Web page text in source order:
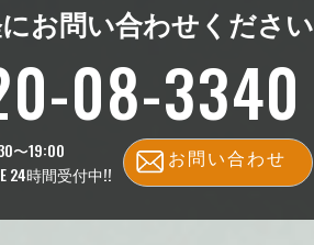
お問い合わせください
08-3340
〜19:00
24時間受付中!!
お問い合わせ